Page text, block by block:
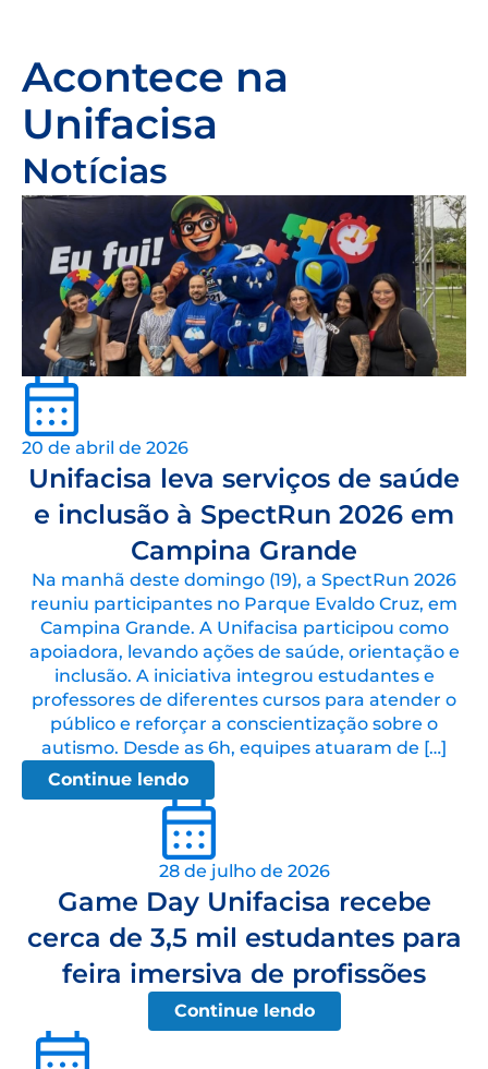
Acontece na
Unifacisa
Notícias
20 de abril de 2026
Unifacisa leva serviços de saúde
e inclusão à SpectRun 2026 em
Campina Grande
Na manhã deste domingo (19), a SpectRun 2026
reuniu participantes no Parque Evaldo Cruz, em
Campina Grande. A Unifacisa participou como
apoiadora, levando ações de saúde, orientação e
inclusão. A iniciativa integrou estudantes e
professores de diferentes cursos para atender o
público e reforçar a conscientização sobre o
autismo. Desde as 6h, equipes atuaram de […]
Continue lendo
28 de julho de 2026
Game Day Unifacisa recebe
cerca de 3,5 mil estudantes para
feira imersiva de profissões
Continue lendo